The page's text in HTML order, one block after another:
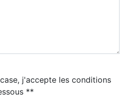
j'accepte les conditions
**